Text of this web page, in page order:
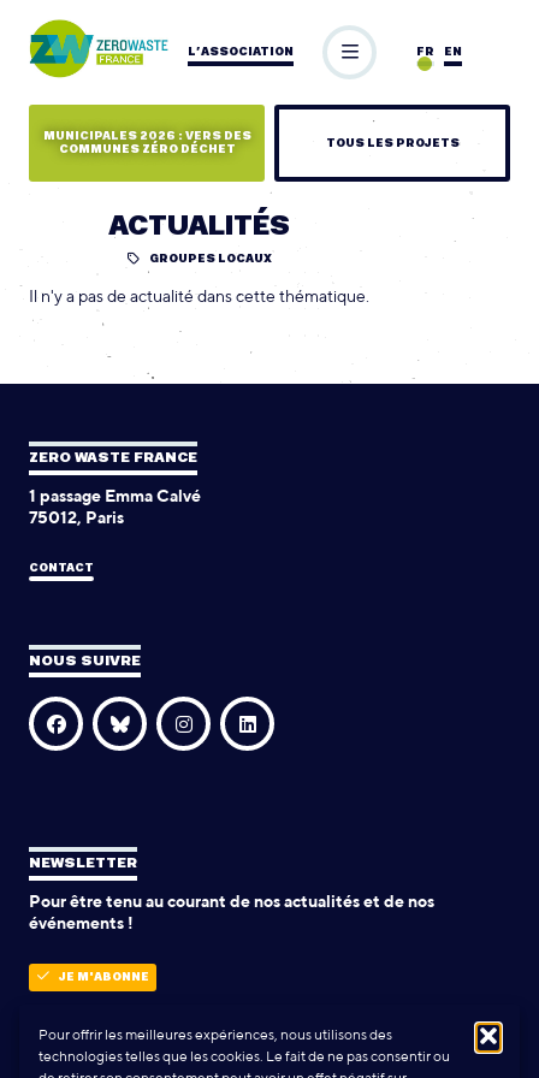
Pour offrir les meilleures expériences, nous utilisons des
technologies telles que les cookies. Le fait de ne pas consentir ou
L’ASSOCIATION EN
FR
MUNICIPALES 2026 : VERS DES
COMMUNES ZÉRO DÉCHET
TOUS LES PROJETS
ACTUALITÉS
GROUPES LOCAUX
Il n'y a pas de actualité dans cette thématique.
ZERO WASTE FRANCE
1 passage Emma Calvé
75012, Paris
CONTACT
NOUS SUIVRE
NEWSLETTER
Pour être tenu au courant de nos actualités et de nos
événements !
JE M'ABONNE
POLITIQUE DE CONFIDENTIALITÉ